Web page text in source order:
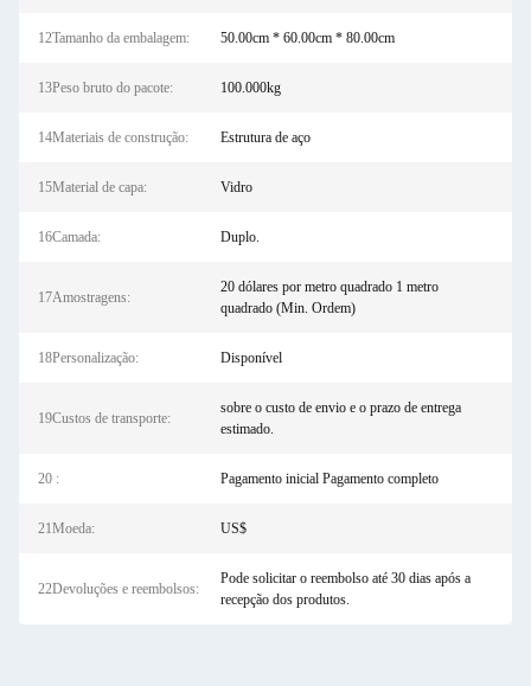
12Tamanho da embalagem: 50.00cm * 60.00cm * 80.00cm
13Peso bruto do pacote: 100.000kg
14Materiais de construção: Estrutura de aço
15Material de capa: Vidro
16Camada: Duplo.
17Amostragens:
20 dólares por metro quadrado 1 metro
quadrado (Min. Ordem)
18Personalização: Disponível
19Custos de transporte:
sobre o custo de envio e o prazo de entrega
estimado.
20 : Pagamento inicial Pagamento completo
21Moeda: US$
22Devoluções e reembolsos:
Pode solicitar o reembolso até 30 dias após a
recepção dos produtos.